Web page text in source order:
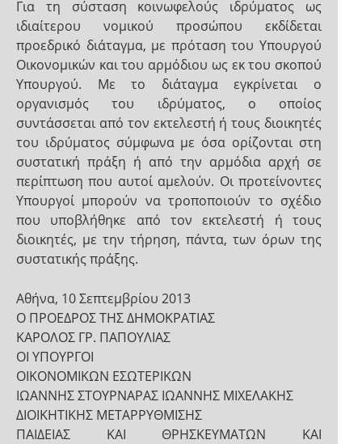
Για τη σύσταση κοινωφελούς ιδρύματος ως
ιδιαίτερου νομικού προσώπου εκδίδεται
προεδρικό διάταγμα, με πρόταση του Υπουργού
Οικονομικών και του αρμόδιου ως εκ του σκοπού
Υπουργού. Με το διάταγμα εγκρίνεται ο
οργανισμός του ιδρύματος, ο οποίος
συντάσσεται από τον εκτελεστή ή τους διοικητές
του ιδρύματος σύμφωνα με όσα ορίζονται στη
συστατική πράξη ή από την αρμόδια αρχή σε
περίπτωση που αυτοί αμελούν. Οι προτείνοντες
Υπουργοί μπορούν να τροποποιούν το σχέδιο
που υποβλήθηκε από τον εκτελεστή ή τους
διοικητές, με την τήρηση, πάντα, των όρων της
συστατικής πράξης.
Αθήνα, 10 Σεπτεμβρίου 2013
Ο ΠΡΟΕΔΡΟΣ ΤΗΣ ΔΗΜΟΚΡΑΤΙΑΣ
ΚΑΡΟΛΟΣ ΓΡ. ΠΑΠΟΥΛΙΑΣ
ΟΙ ΥΠΟΥΡΓΟΙ
ΟΙΚΟΝΟΜΙΚΩΝ ΕΣΩΤΕΡΙΚΩΝ
ΙΩΑΝΝΗΣ ΣΤΟΥΡΝΑΡΑΣ ΙΩΑΝΝΗΣ ΜΙΧΕΛΑΚΗΣ
ΔΙΟΙΚΗΤΙΚΗΣ ΜΕΤΑΡΡΥΘΜΙΣΗΣ
ΠΑΙΔΕΙΑΣ ΚΑΙ ΘΡΗΣΚΕΥΜΑΤΩΝ ΚΑΙ